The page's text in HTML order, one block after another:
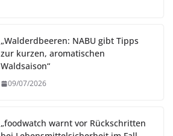
„Walderdbeeren: NABU gibt Tipps
zur kurzen, aromatischen
Waldsaison“
09/07/2026
„foodwatch warnt vor Rückschritten